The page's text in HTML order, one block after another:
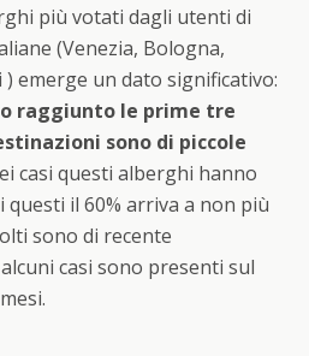
più votati dagli utenti di
(Venezia, Bologna,
) emerge un dato significativo:
raggiunto le prime tre
sono di piccole
casi questi alberghi hanno
questi il 60% arriva a non più
sono di recente
casi sono presenti sul